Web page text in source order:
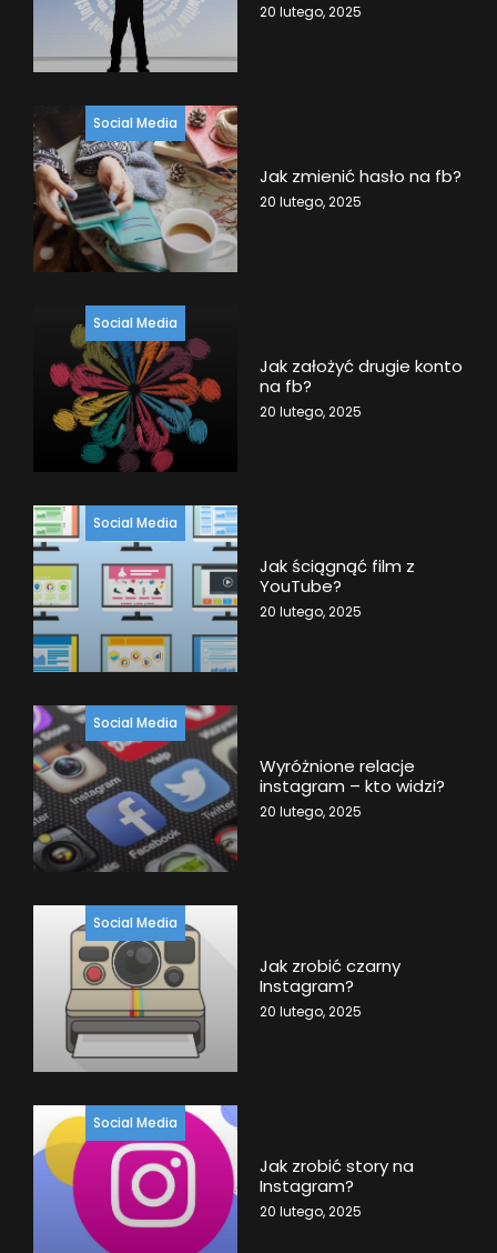
20 lutego, 2025
Social Media
Jak zmienić hasło na fb?
20 lutego, 2025
Social Media
Jak założyć drugie konto
na fb?
20 lutego, 2025
Social Media
Jak ściągnąć film z
YouTube?
20 lutego, 2025
Social Media
Wyróżnione relacje
instagram – kto widzi?
20 lutego, 2025
Social Media
Jak zrobić czarny
Instagram?
20 lutego, 2025
Social Media
Jak zrobić story na
Instagram?
20 lutego, 2025